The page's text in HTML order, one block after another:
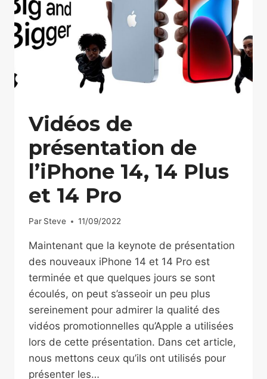
Vidéos de
présentation de
l’iPhone 14, 14 Plus
et 14 Pro
Par Steve 11/09/2022
Maintenant que la keynote de présentation
des nouveaux iPhone 14 et 14 Pro est
terminée et que quelques jours se sont
écoulés, on peut s’asseoir un peu plus
sereinement pour admirer la qualité des
vidéos promotionnelles qu’Apple a utilisées
lors de cette présentation. Dans cet article,
nous mettons ceux qu’ils ont utilisés pour
présenter les…